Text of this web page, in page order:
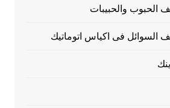
الحبوب والحبيبات
السوائل فى اكياس اتوماتيك